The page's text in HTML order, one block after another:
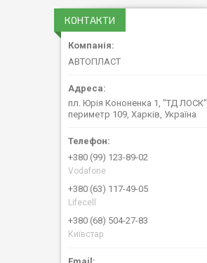
КОНТАКТИ
АВТОПЛАСТ
пл. Юрія Кононенка 1, "ТД ЛОСК",
периметр 109, Харків, Україна
+380 (99) 123-89-02
Vodafone
+380 (63) 117-49-05
Lifecell
+380 (68) 504-27-83
Київстар